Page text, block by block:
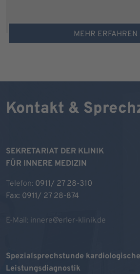
MEHR ERFAHREN
Kontakt &
SEKRETARIAT DER KLINIK
FÜR INNERE MEDIZIN
Telefon: 0911/ 27 28-310
Fax: 0911/ 27 28-874
E-Mail: innere@erler-klinik.de
Spezialsprechstunde kardiologische
Leistungsdiagnostik